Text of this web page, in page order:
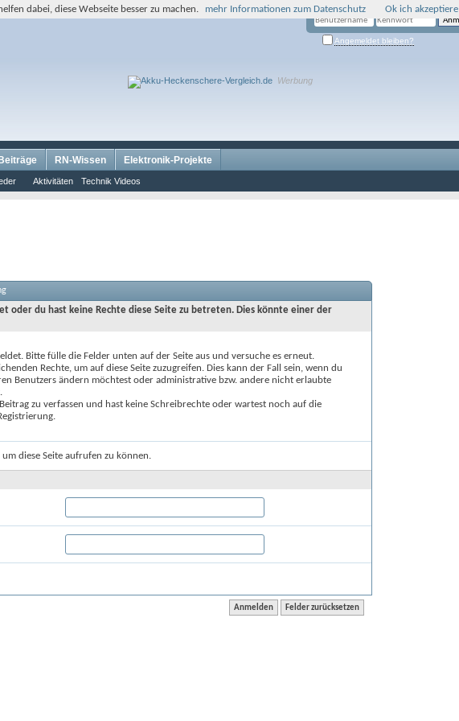
Angemeldet bleiben?
Werbung
Aktivitäten Technik Videos
RN-Wissen Elektronik-Projekte
oder du hast keine Rechte diese Seite zu betreten. Dies könnte einer der
Bitte fülle die Felder unten auf der Seite aus und versuche es erneut.
Rechte, um auf diese Seite zuzugreifen. Dies kann der Fall sein, wenn du
Benutzers ändern möchtest oder administrative bzw. andere nicht erlaubte
zu verfassen und hast keine Schreibrechte oder wartest noch auf die
um diese Seite aufrufen zu können.
dabei, diese Webseite besser zu machen. mehr Informationen zum Datenschutz Ok ich akzeptiere